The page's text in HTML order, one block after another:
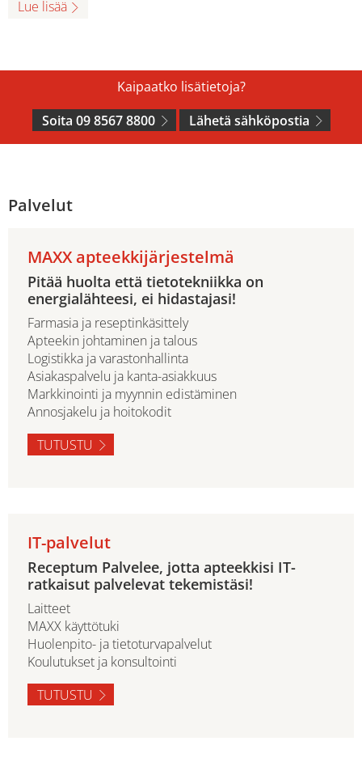
Lue lisää
Kaipaatko lisätietoja?
Soita 09 8567 8800
Lähetä sähköpostia
Palvelut
MAXX apteekkijärjestelmä
Pitää huolta että tietotekniikka on
energialähteesi, ei hidastajasi!
Farmasia ja reseptinkäsittely
Apteekin johtaminen ja talous
Logistikka ja varastonhallinta
Asiakaspalvelu ja kanta-asiakkuus
Markkinointi ja myynnin edistäminen
Annosjakelu ja hoitokodit
TUTUSTU
IT-palvelut
Receptum Palvelee, jotta apteekkisi IT-
ratkaisut palvelevat tekemistäsi!
Laitteet
MAXX käyttötuki
Huolenpito- ja tietoturvapalvelut
Koulutukset ja konsultointi
TUTUSTU